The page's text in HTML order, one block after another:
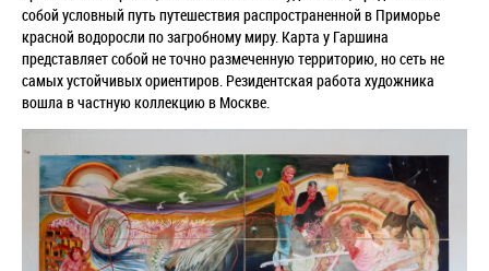
собой условный путь путешествия распространенной в Приморье
красной водоросли по загробному миру. Карта у Гаршина
представляет собой не точно размеченную территорию, но сеть не
самых устойчивых ориентиров. Резидентская работа художника
вошла в частную коллекцию в Москве.